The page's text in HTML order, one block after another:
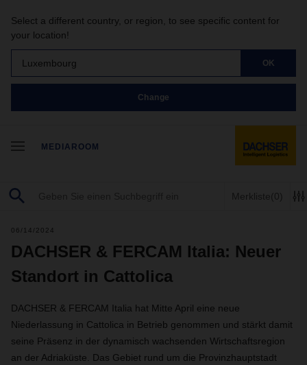
Select a different country, or region, to see specific content for
your location!
Luxembourg OK
Change
MEDIAROOM
Merkliste(0)
06/14/2024
DACHSER & FERCAM Italia: Neuer
Standort in Cattolica
DACHSER & FERCAM Italia hat Mitte April eine neue
Niederlassung in Cattolica in Betrieb genommen und stärkt damit
seine Präsenz in der dynamisch wachsenden Wirtschaftsregion
an der Adriaküste. Das Gebiet rund um die Provinzhauptstadt